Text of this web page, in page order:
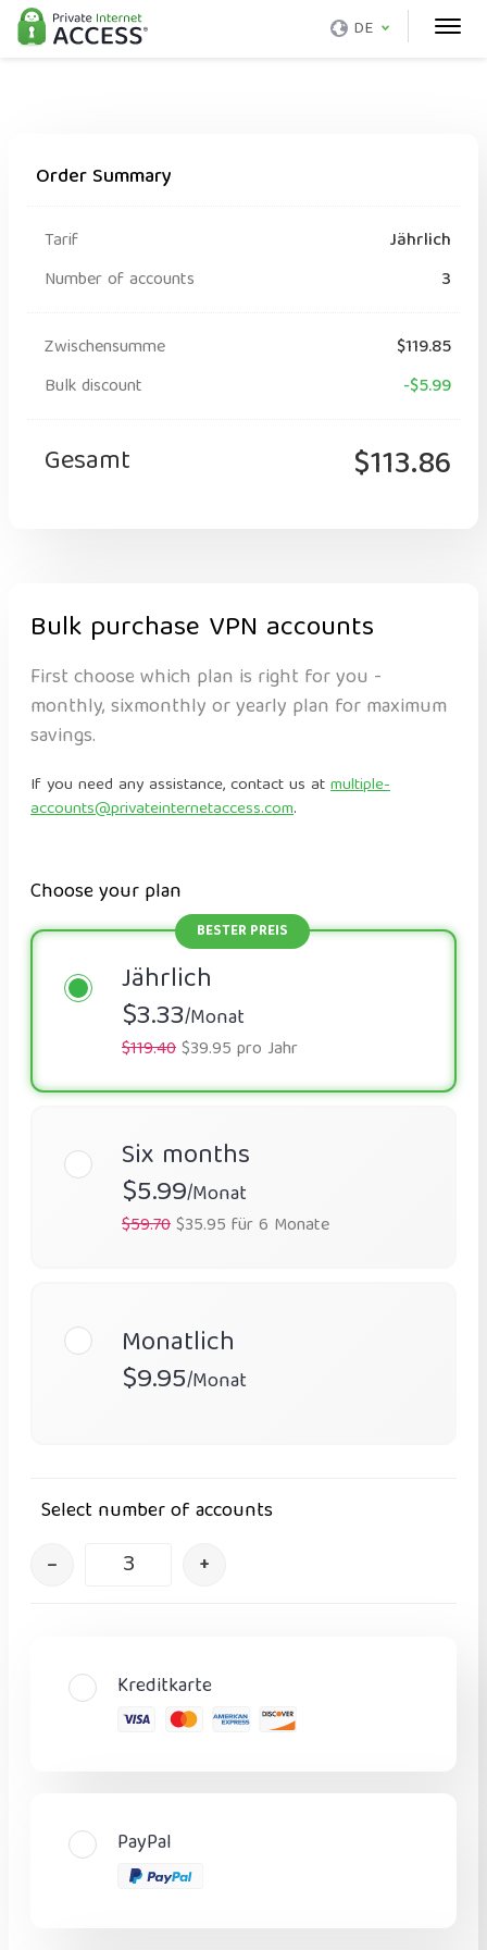
DE
Order Summary
Tarif
Jährlich
Number of accounts
3
Zwischensumme
$119.85
Bulk discount
-$5.99
Gesamt $113.86
Bulk purchase VPN accounts
First choose which plan is right for you -
monthly, sixmonthly or yearly plan for maximum
savings.
If you need any assistance, contact us atmultiple-
accounts@privateinternetaccess.com.
Choose your plan
Jährlich
$3.33/Monat
$119.40$39.95 pro Jahr
Six months
$5.99/Monat
$59.70$35.95 für 6 Monate
Monatlich
$9.95/Monat
Select number of accounts
– +
Kreditkarte
PayPal